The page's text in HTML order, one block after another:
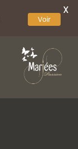
Peigne
Voir
X